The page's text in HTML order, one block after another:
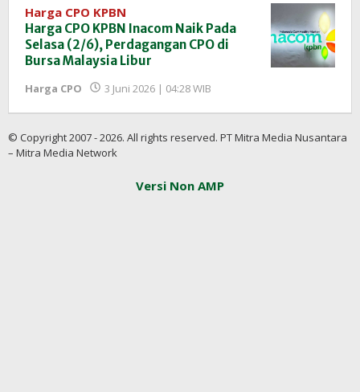
Harga CPO KPBN
Harga CPO KPBN Inacom Naik Pada
Selasa (2/6), Perdagangan CPO di
Bursa Malaysia Libur
Harga CPO 3 Juni 2026 | 04:28 WIB
InfoSAWIT
© Copyright 2007 - 2026. All rights reserved. PT Mitra Media Nusantara
– Mitra Media Network
Versi Non AMP